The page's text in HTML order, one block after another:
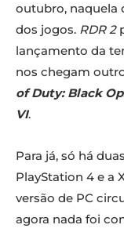
outubro, naquela
dos jogos. RDR 2
lançamento da
nos chegam
of Duty: Black
VI.
Para já, só há
PlayStation 4 e a
versão de PC
agora nada foi